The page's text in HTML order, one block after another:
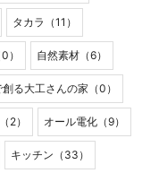
タカラ（11）
） 自然素材（6）
る大工さんの家（0）
2） オール電化（9）
キッチン（33）